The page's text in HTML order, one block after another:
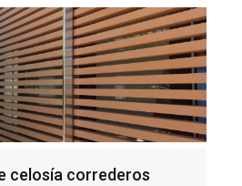
celosía correderos